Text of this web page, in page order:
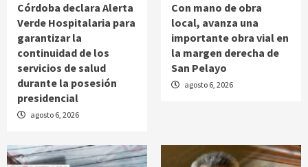
Córdoba declara Alerta
Verde Hospitalaria para
garantizar la
continuidad de los
servicios de salud
durante la posesión
presidencial
agosto 6, 2026
Con mano de obra
local, avanza una
importante obra vial en
la margen derecha de
San Pelayo
agosto 6, 2026